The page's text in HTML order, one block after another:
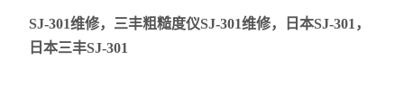
SJ-301维修，三丰粗糙度仪SJ-301维修，日本SJ-301，
日本三丰SJ-301